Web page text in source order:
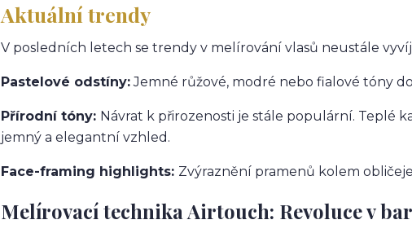
Aktuální trendy
V posledních letech se trendy v melírování vlasů neustále
Pastelové odstíny:Jemné růžové, modré nebo fialové tóny
Přírodní tóny: Návrat k přirozenosti je stále populární. Teplé
jemný a elegantní vzhled.
Face-framing highlights: Zvýraznění pramenů kolem
Melírovací technika Airtouch: Revoluce v